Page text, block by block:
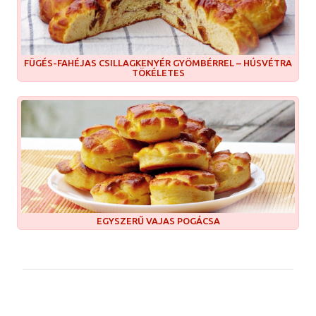
FÜGÉS-FAHÉJAS CSILLAGKENYÉR GYÖMBÉRREL – HÚSVÉTRA
TÖKÉLETES
EGYSZERŰ VAJAS POGÁCSA